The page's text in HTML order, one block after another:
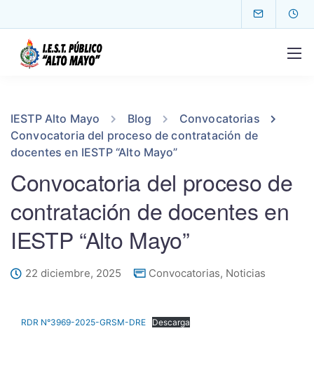
IESTP Alto Mayo Blog
Convocatorias
Convocatoria del proceso de contratación de
docentes en IESTP “Alto Mayo”
Convocatoria del proceso de
contratación de docentes en
IESTP “Alto Mayo”
22 diciembre, 2025 Convocatorias, Noticias
RDR N°3969-2025-GRSM-DRE Descarga